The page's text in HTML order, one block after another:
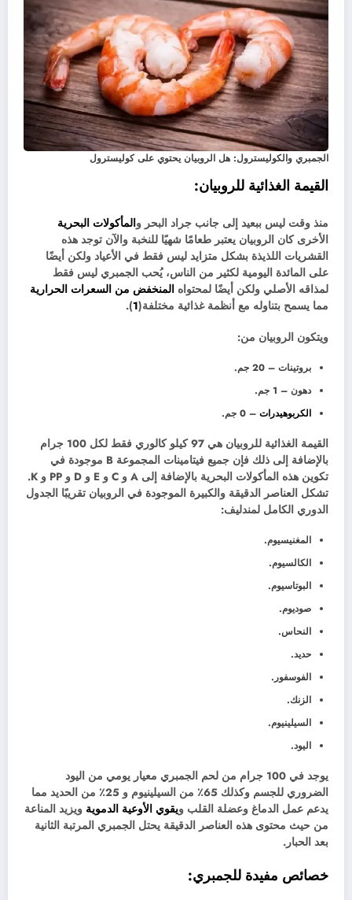
الجمبري والكوليسترول: هل الروبيان يحتوي على كوليسترول
القيمة الغذائية للروبيان:
منذ وقت ليس ببعيد إلى جانب جراد البحر والمأكولات البحرية
الأخرى كان الروبيان يعتبر طعامًا شهيًا للنخبة والآن توجد هذه
القشريات اللذيذة بشكل متزايد ليس فقط في الأعياد ولكن أيضًا
على المائدة اليومية لكثير من الناس، يُحب الجمبري ليس فقط
لمذاقه الأصلي ولكن أيضًا لمحتواه المنخفض من السعرات الحرارية
مما يسمح بتناوله مع أنظمة غذائية مختلفة(1
).
ويتكون الروبيان من:
بروتينات – 20 جم.
دهون – 1 جم.
الكربوهيدرات – 0 جم.
القيمة الغذائية للروبيان هي 97 كيلو كالوري فقط لكل 100 جرام
بالإضافة إلى ذلك فإن جميع فيتامينات المجموعة B موجودة في
تكوين هذه المأكولات البحرية بالإضافة إلى A و C و E و D و PP و K.
تشكل العناصر الدقيقة والكبيرة الموجودة في الروبيان تقريبًا الجدول
الدوري الكامل لمندليف:
المغنيسيوم.
الكالسيوم.
البوتاسيوم.
صوديوم.
النحاس.
حديد.
الفوسفور.
الزنك.
السيلينيوم.
اليود.
يوجد في 100 جرام من لحم الجمبري معيار يومي من اليود
الضروري للجسم وكذلك 65٪ من السيلينيوم و 25٪ من الحديد مما
يدعم عمل الدماغ وعضلة القلب ويقوي الأوعية الدموية ويزيد المناعة
من حيث محتوى هذه العناصر الدقيقة يحتل الجمبري المرتبة الثانية
بعد الحبار.
خصائص مفيدة للجمبري: